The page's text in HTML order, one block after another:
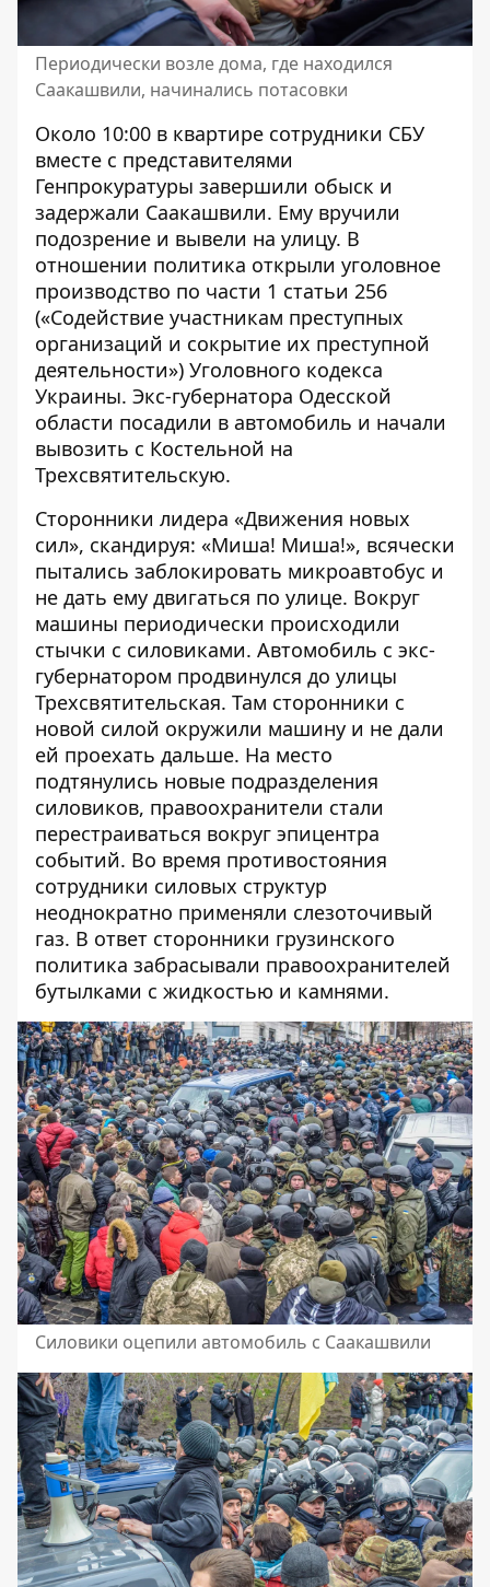
Периодически возле дома, где находился
Саакашвили, начинались потасовки
Около 10:00 в квартире сотрудники СБУ
вместе с представителями
Генпрокуратуры завершили обыск и
задержали Саакашвили. Ему вручили
подозрение и вывели на улицу. В
отношении политика открыли уголовное
производство по части 1 статьи 256
(«Содействие участникам преступных
организаций и сокрытие их преступной
деятельности») Уголовного кодекса
Украины. Экс-губернатора Одесской
области посадили в автомобиль и начали
вывозить с Костельной на
Трехсвятительскую.
Сторонники лидера «Движения новых
сил», скандируя: «Миша! Миша!», всячески
пытались заблокировать микроавтобус и
не дать ему двигаться по улице. Вокруг
машины периодически происходили
стычки с силовиками. Автомобиль с экс-
губернатором продвинулся до улицы
Трехсвятительская. Там сторонники с
новой силой окружили машину и не дали
ей проехать дальше. На место
подтянулись новые подразделения
силовиков, правоохранители стали
перестраиваться вокруг эпицентра
событий. Во время противостояния
сотрудники силовых структур
неоднократно применяли слезоточивый
газ. В ответ сторонники грузинского
политика забрасывали правоохранителей
бутылками с жидкостью и камнями.
Силовики оцепили автомобиль с Саакашвили